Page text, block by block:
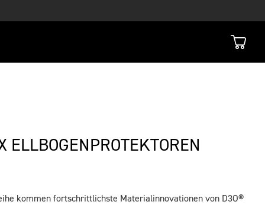
ELLBOGENPROTEKTOREN
kommen fortschrittlichste Materialinnovationen von D3O®